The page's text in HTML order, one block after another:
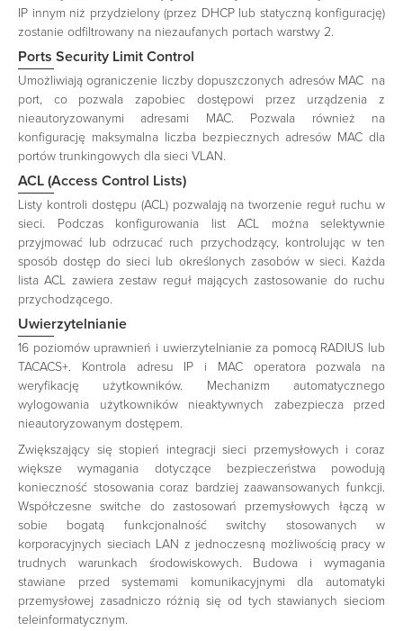
IP innym niż przydzielony (przez DHCP lub statyczną konfigurację)
zostanie odfiltrowany na niezaufanych portach warstwy 2.
Ports Security Limit Control
Umożliwiają ograniczenie liczby dopuszczonych adresów MAC na
port, co pozwala zapobiec dostępowi przez urządzenia z
nieautoryzowanymi adresami MAC. Pozwala również na
konfigurację maksymalna liczba bezpiecznych adresów MAC dla
portów trunkingowych dla sieci VLAN.
ACL (Access Control Lists)
Listy kontroli dostępu (ACL) pozwalają na tworzenie reguł ruchu w
sieci. Podczas konfigurowania list ACL można selektywnie
przyjmować lub odrzucać ruch przychodzący, kontrolując w ten
sposób dostęp do sieci lub określonych zasobów w sieci. Każda
lista ACL zawiera zestaw reguł mających zastosowanie do ruchu
przychodzącego.
Uwierzytelnianie
16 poziomów uprawnień i uwierzytelnianie za pomocą RADIUS lub
TACACS+. Kontrola adresu IP i MAC operatora pozwala na
weryfikację użytkowników. Mechanizm automatycznego
wylogowania użytkowników nieaktywnych zabezpiecza przed
nieautoryzowanym dostępem.
Zwiększający się stopień integracji sieci przemysłowych i coraz
większe wymagania dotyczące bezpieczeństwa powodują
konieczność stosowania coraz bardziej zaawansowanych funkcji.
Współczesne switche do zastosowań przemysłowych łączą w
sobie bogatą funkcjonalność switchy stosowanych w
korporacyjnych sieciach LAN z jednoczesną możliwością pracy w
trudnych warunkach środowiskowych. Budowa i wymagania
stawiane przed systemami komunikacyjnymi dla automatyki
przemysłowej zasadniczo różnią się od tych stawianych sieciom
teleinformatycznym.